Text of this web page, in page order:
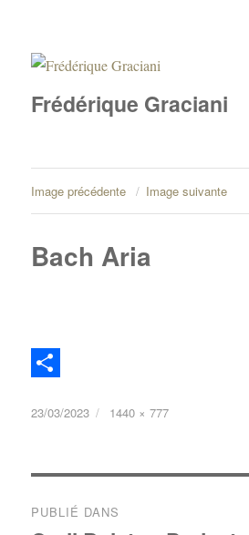
Frédérique Graciani
Image précédente Image suivante
Bach Aria
a
t
a
23/03/2023 1440 × 777
PUBLIÉ DANS